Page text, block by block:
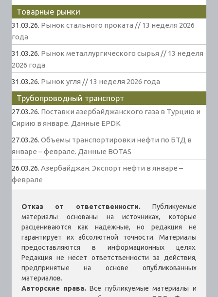
Товарные рынки
31.03.26. Рынок стального проката // 13 неделя 2026
года
31.03.26. Рынок металлургического сырья // 13 неделя
2026 года
31.03.26. Рынок угля // 13 неделя 2026 года
Трубопроводный транспорт
27.03.26. Поставки азербайджанского газа в Турцию и
Сирию в январе. Данные EPDK
27.03.26. Объемы транспортировки нефти по БТД в
январе – феврале. Данные BOTAS
26.03.26. Азербайджан. Экспорт нефти в январе –
феврале
Отказ от ответственности. Публикуемые
материалы основаны на источниках, которые
расцениваются как надежные, но редакция не
гарантирует их абсолютной точности. Материалы
предоставляются в информационных целях.
Редакция не несет ответственности за действия,
предпринятые на основе опубликованных
материалов.
Авторские права. Все публикуемые материалы и